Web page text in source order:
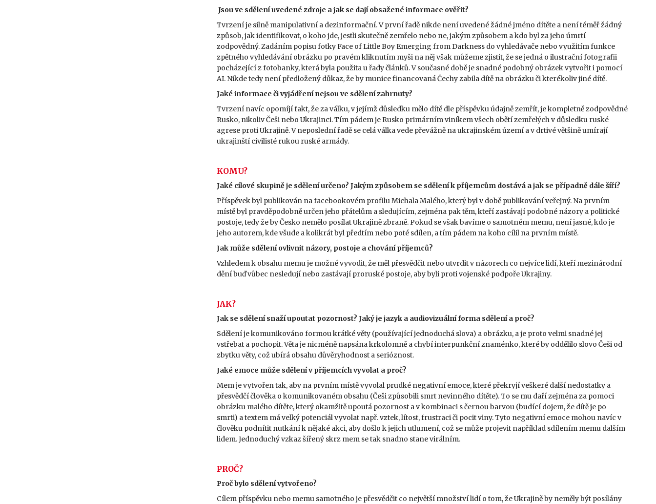
Jsou ve sdělení uvedené zdroje a jak se dají obsažené informace ověřit?
Tvrzení je silně manipulativní a dezinformační. V první řadě nikde není uvedené žádné jméno dítěte a není téměř žádný
způsob, jak identifikovat, o koho jde, jestli skutečně zemřelo nebo ne, jakým způsobem a kdo byl za jeho úmrtí
zodpovědný. Zadáním popisu fotky Face of Little Boy Emerging from Darkness do vyhledávače nebo využitím funkce
zpětného vyhledávání obrázku po pravém kliknutím myši na něj však můžeme zjistit, že se jedná o ilustrační fotografii
pocházející z fotobanky, která byla použita u řady článků. V současné době je snadné podobný obrázek vytvořit i pomocí
AI. Nikde tedy není předložený důkaz, že by munice financovaná Čechy zabila dítě na obrázku či kterékoliv jiné dítě.
Jaké informace či vyjádření nejsou ve sdělení zahrnuty?
Tvrzení navíc opomíjí fakt, že za válku, v jejímž důsledku mělo dítě dle příspěvku údajně zemřít, je kompletně zodpovědné
Rusko, nikoliv Češi nebo Ukrajinci. Tím pádem je Rusko primárním viníkem všech obětí zemřelých v důsledku ruské
agrese proti Ukrajině. V neposlední řadě se celá válka vede převážně na ukrajinském území a v drtivé většině umírají
ukrajinští civilisté rukou ruské armády.
KOMU?
Jaké cílové skupině je sdělení určeno? Jakým způsobem se sdělení k příjemcům dostává a jak se případně dále šíří?
Příspěvek byl publikován na facebookovém profilu Michala Malého, který byl v době publikování veřejný. Na prvním
místě byl pravděpodobně určen jeho přátelům a sledujícím, zejména pak těm, kteří zastávají podobné názory a politické
postoje, tedy že by Česko nemělo posílat Ukrajině zbraně. Pokud se však bavíme o samotném memu, není jasné, kdo je
jeho autorem, kde všude a kolikrát byl předtím nebo poté sdílen, a tím pádem na koho cílil na prvním místě.
Jak může sdělení ovlivnit názory, postoje a chování příjemců?
Vzhledem k obsahu memu je možné vyvodit, že měl přesvědčit nebo utvrdit v názorech co nejvíce lidí, kteří mezinárodní
dění buď vůbec nesledují nebo zastávají proruské postoje, aby byli proti vojenské podpoře Ukrajiny.
JAK?
Jak se sdělení snaží upoutat pozornost? Jaký je jazyk a audiovizuální forma sdělení a proč?
Sdělení je komunikováno formou krátké věty (používající jednoduchá slova) a obrázku, a je proto velmi snadné jej
vstřebat a pochopit. Věta je nicméně napsána krkolomně a chybí interpunkční znaménko, které by oddělilo slovo Češi od
zbytku věty, což ubírá obsahu důvěryhodnost a serióznost.
Jaké emoce může sdělení v příjemcích vyvolat a proč?
Mem je vytvořen tak, aby na prvním místě vyvolal prudké negativní emoce, které překryjí veškeré další nedostatky a
přesvědčí člověka o komunikovaném obsahu (Češi způsobili smrt nevinného dítěte). To se mu daří zejména za pomoci
obrázku malého dítěte, který okamžitě upoutá pozornost a v kombinaci s černou barvou (budící dojem, že dítě je po
smrti) a textem má velký potenciál vyvolat např. vztek, lítost, frustraci či pocit viny. Tyto negativní emoce mohou navíc v
člověku podnítit nutkání k nějaké akci, aby došlo k jejich utlumení, což se může projevit například sdílením memu dalším
lidem. Jednoduchý vzkaz šířený skrz mem se tak snadno stane virálním.
PROČ?
Proč bylo sdělení vytvořeno?
Cílem příspěvku nebo memu samotného je přesvědčit co největší množství lidí o tom, že Ukrajině by neměly být posílány